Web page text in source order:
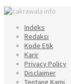
Indeks
Redaksi
Kode Etik
Karir
Privacy Policy
Disclaimer
Tentang Kami